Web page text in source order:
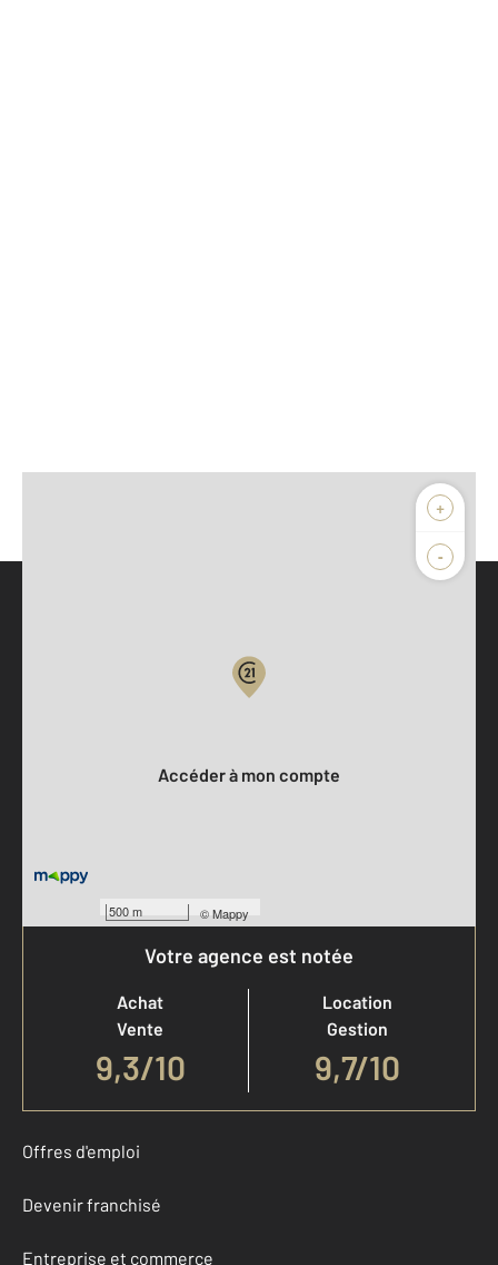
+
-
500 m ©Mappy
Accéder à mon compte
Votre agence est notée
Achat
Vente
9,3/10
Location
Gestion
9,7/10
Offres d'emploi
Devenir franchisé
Entreprise et commerce